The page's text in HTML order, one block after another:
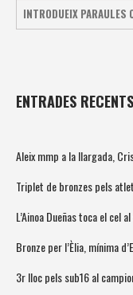
ENTRADES RECENTS
Aleix mmp a la llargada,
Triplet de bronzes pels
L’Ainoa Dueñas toca el cel
Bronze per l’Èlia, mínima
3r lloc pels sub16 al